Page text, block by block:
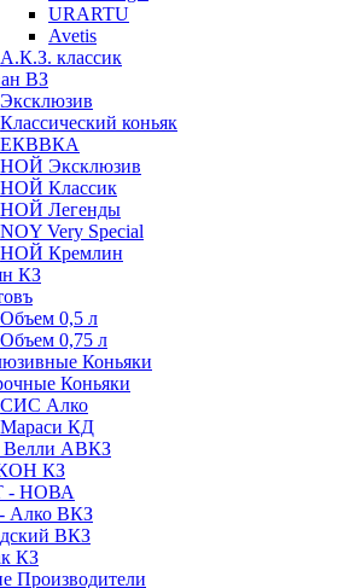
URARTU
Avetis
А.К.З. классик
ВЗ
Эксклюзив
Классический коньяк
НОЙ Эксклюзив
НОЙ Классик
НОЙ Легенды
NOY Very Speсial
НОЙ Кремлин
КЗ
Объем 0,5 л
Объем 0,75 л
Коньяки
Коньяки
СИС Алко
Мараси КД
Велли АВКЗ
КЗ
- НОВА
Алко ВКЗ
ВКЗ
КЗ
Производители